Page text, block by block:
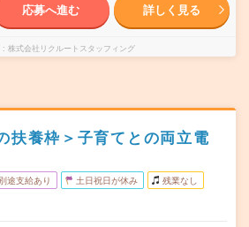
応募へ進む 詳しく見る
株式会社リクルートスタッフィング
扶養枠＞子育てとの両立電
途支給あり 土日祝日が休み 残業なし